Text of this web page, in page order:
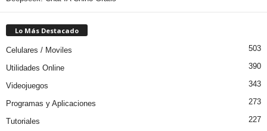
Lo Más Destacado
Celulares / Moviles 503
Utilidades Online 390
Videojuegos 343
Programas y Aplicaciones 273
Tutoriales 227